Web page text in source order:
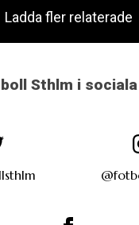
Ladda fler relaterade
Sthlm i